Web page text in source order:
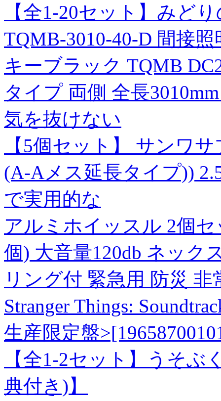
【全1-20セット】みど
TQMB-3010-40-D 間接
キーブラック TQMB
タイプ 両側 全長
気を抜けない
【5個セット】 サンワ
(A-Aメス延長タイプ))
で実用的な
アルミホイッスル 2個
個) 大音量120db ネック
リング付 緊急用 防災 非
Stranger Things:
生産限定盤
【全1-2セット】うそぶ
典付き)】